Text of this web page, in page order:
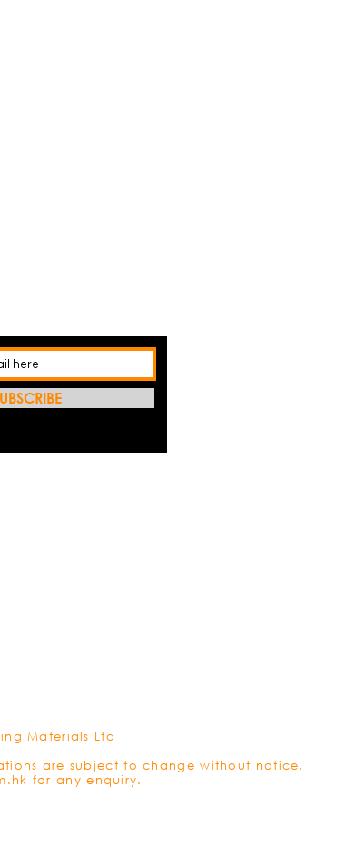
Materials Ltd
are subject to change without notice.
for any enquiry.